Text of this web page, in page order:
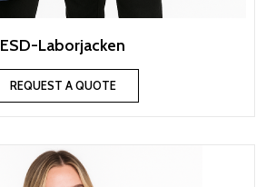
ESD-Laborjacken
REQUEST A QUOTE